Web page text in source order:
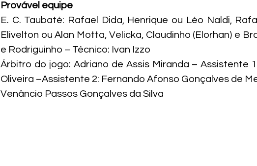
Provável equipe
E. C. Taubaté: Rafael Dida, Henrique ou Léo Naldi,
Elivelton ou Alan Motta, Velicka, Claudinho (Elorhan) e
e Rodriguinho – Técnico: Ivan Izzo
Árbitro do jogo: Adriano de Assis Miranda – Assistente
Oliveira –Assistente 2: Fernando Afonso Gonçalves de
Venâncio Passos Gonçalves da Silva